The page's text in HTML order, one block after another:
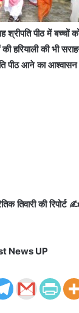
पीठ में बच्चों
हरियाली की भी
पीठ आने का
तिवारी की रिपोर्ट
News UP